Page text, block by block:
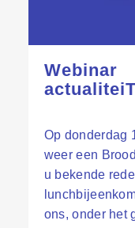
Webinar
Op donderdag
weer een
u bekende
ons, onder het